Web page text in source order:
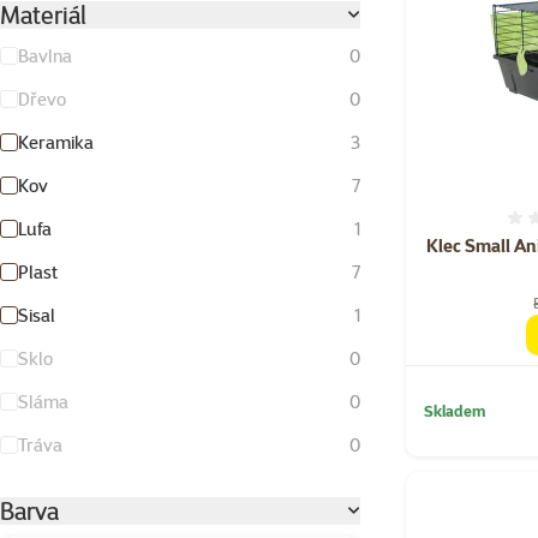
Materiál
Bavlna
0
Dřevo
0
Keramika
3
Kov
7
Lufa
1
Plast
7
Sisal
1
Sklo
0
Sláma
0
Tráva
0
Barva
Klec Small
Skladem